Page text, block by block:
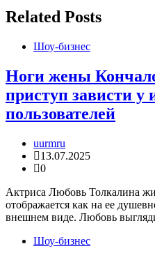
Related Posts
Шоу-бизнес
Ноги жены
приступ зависти у
пользователей
uurmru
13.07.2025
0
Актриса Любовь Толкалина
отображается как на ее
внешнем виде. Любовь
Шоу-бизнес